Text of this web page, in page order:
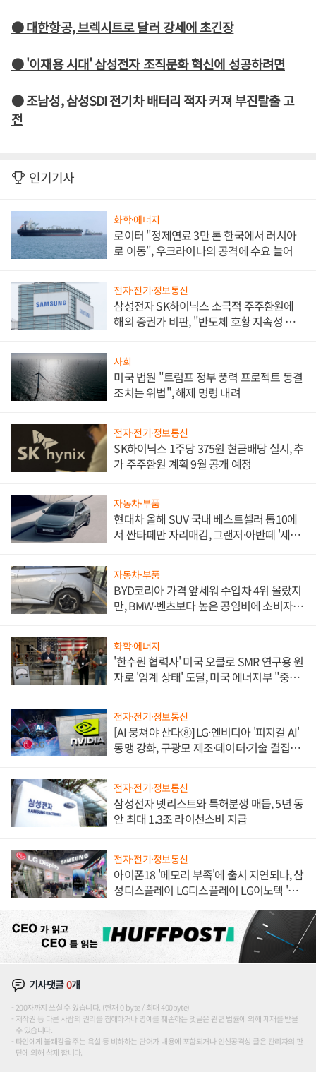
● 대한항공, 브렉시트로 달러 강세에 초긴장
● '이재용 시대' 삼성전자 조직문화 혁신에 성공하려면
● 조남성, 삼성SDI 전기차 배터리 적자 커져 부진탈출 고
전
인기기사
화학·에너지
로이터 "정제연료 3만 톤 한국에서 러시아
로 이동", 우크라이나의 공격에 수요 늘어
전자·전기·정보통신
삼성전자 SK하이닉스 소극적 주주환원에
해외 증권가 비판, "반도체 호황 지속성 의
사회
미국 법원 "트럼프 정부 풍력 프로젝트 동결
조치는 위법", 해제 명령 내려
전자·전기·정보통신
SK하이닉스 1주당 375원 현금배당 실시, 추
가 주주환원 계획 9월 공개 예정
자동차·부품
현대차 올해 SUV 국내 베스트셀러 톱10에
서 싼타페만 자리매김, 그랜저·아반떼 '세단
자동차·부품
BYD코리아 가격 앞세워 수입차 4위 올랐지
만, BMW·벤츠보다 높은 공임비에 소비자
화학·에너지
'한수원 협력사' 미국 오클로 SMR 연구용 원
자로 '임계 상태' 도달, 미국 에너지부 "중요
전자·전기·정보통신
[AI 뭉쳐야 산다⑧] LG·엔비디아 '피지컬 AI'
동맹 강화, 구광모 제조·데이터·기술 결집
전자·전기·정보통신
삼성전자 넷리스트와 특허분쟁 매듭, 5년 동
안 최대 1.3조 라이선스비 지급
전자·전기·정보통신
아이폰18 '메모리 부족'에 출시 지연되나, 삼
성디스플레이 LG디스플레이 LG이노텍 '탈
기사댓글0개
200자까지 쓰실 수 있습니다. (현재 0 byte / 최대 400byte)
저작권 등 다른 사람의 권리를 침해하거나 명예를 훼손하는 댓글은 관련 법률에 의해 제재를 받을
수 있습니다.
타인에게 불쾌감을 주는 욕설 등 비하하는 단어가 내용에 포함되거나 인신공격성 글은 관리자의 판
단에 의해 삭제 합니다.